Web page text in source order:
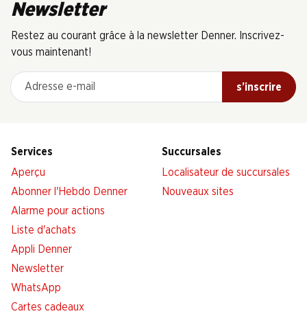
Newsletter
Restez au courant grâce à la newsletter Denner. Inscrivez-
vous maintenant!
Adresse e-mail
s’inscrire
Services
Aperçu
Abonner l'Hebdo Denner
Alarme pour actions
Liste d'achats
Appli Denner
Newsletter
WhatsApp
Cartes cadeaux
Succursales
Localisateur de succursales
Nouveaux sites